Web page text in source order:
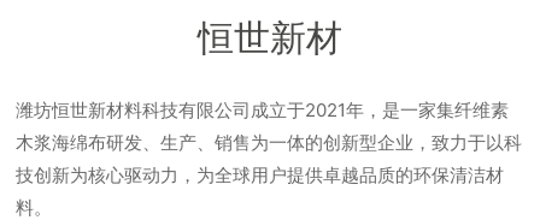
恒世新材
潍坊恒世新材料科技有限公司成立于2021年，是一家集纤维素
木浆海绵布研发、生产、销售为一体的创新型企业，致力于以科
技创新为核心驱动力，为全球用户提供卓越品质的环保清洁材
料。